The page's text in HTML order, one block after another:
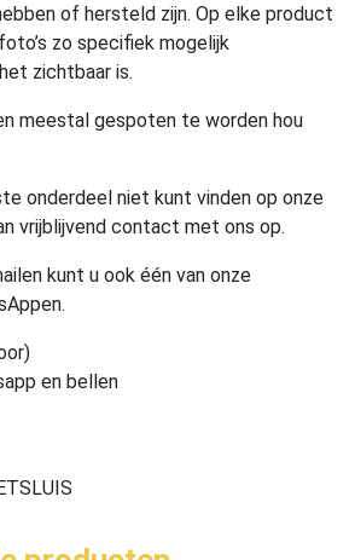
of hersteld zijn. Op elke product
zo specifiek mogelijk
zichtbaar is.
meestal gespoten te worden hou
onderdeel niet kunt vinden op onze
vrijblijvend contact met ons op.
kunt u ook één van onze
en bellen